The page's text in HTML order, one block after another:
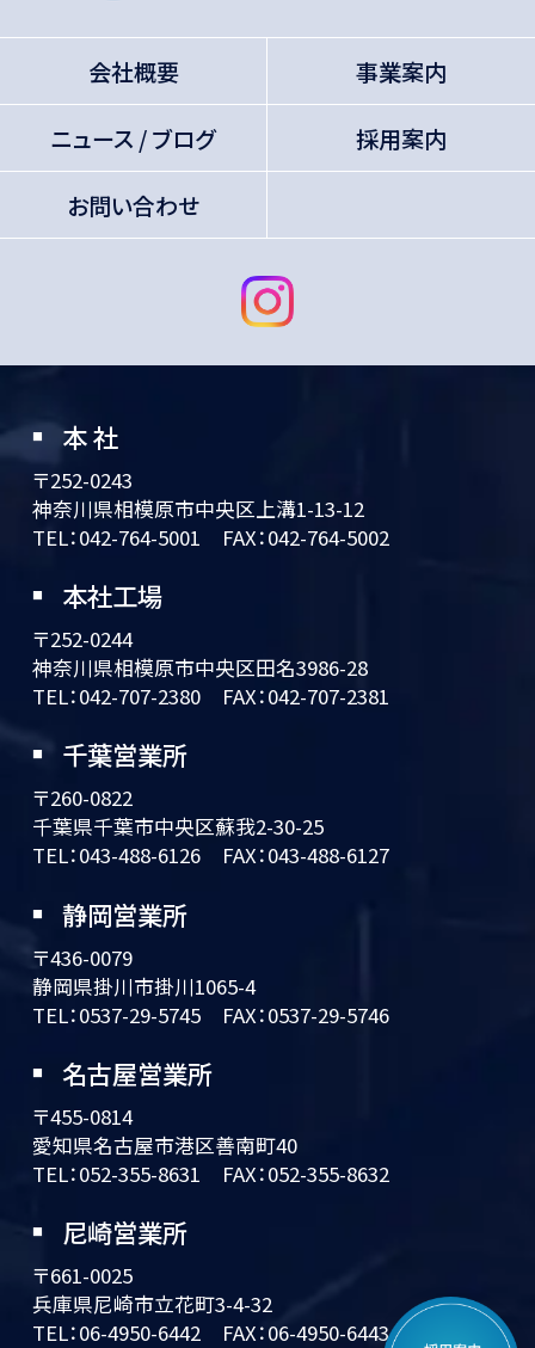
会社概要 事業案内
ニュース / ブログ 採用案内
お問い合わせ
本 社
〒252-0243
神奈川県相模原市中央区上溝1-13-12
TEL：042-764-5001 FAX：042-764-5002
本社工場
〒252-0244
神奈川県相模原市中央区田名3986-28
TEL：042-707-2380 FAX：042-707-2381
千葉営業所
〒260-0822
千葉県千葉市中央区蘇我2-30-25
TEL：043-488-6126 FAX：043-488-6127
静岡営業所
〒436-0079
静岡県掛川市掛川1065-4
TEL：0537-29-5745 FAX：0537-29-5746
名古屋営業所
〒455-0814
愛知県名古屋市港区善南町40
TEL：052-355-8631 FAX：052-355-8632
尼崎営業所
〒661-0025
兵庫県尼崎市立花町3-4-32
TEL：06-4950-6442 FAX：06-4950-6443